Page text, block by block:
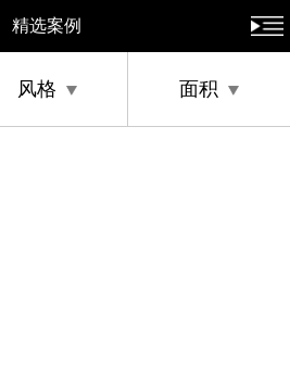
精选案例
风格 面积